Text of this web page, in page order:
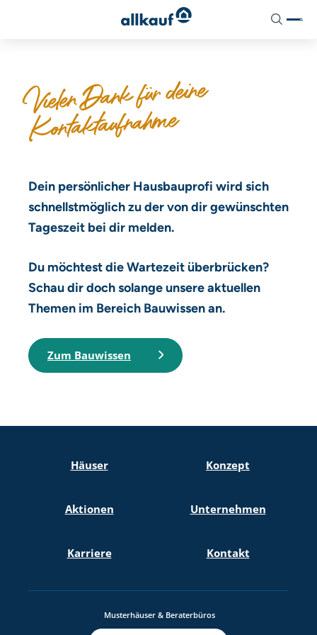
Pure Home 1
Pure Home 2
Pure Home 4
Pure Home 5
Pure Home 7
Hausausstattung
Dienstleistungspakete
Energietechnik
Stelltermine
News
Vielen Dank für deine
Kontaktaufnahme
Dein persönlicher Hausbauprofi wird sich
schnellstmöglich zu der von dir gewünschten
Tageszeit bei dir melden.
Du möchtest die Wartezeit überbrücken?
Schau dir doch solange unsere aktuellen
Themen im Bereich Bauwissen an.
Zum Bauwissen
Häuser Konzept
Aktionen Unternehmen
Karriere Kontakt
Musterhäuser & Beraterbüros